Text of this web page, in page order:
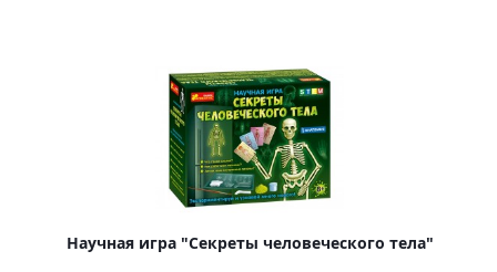
Научная игра "Секреты человеческого тела"